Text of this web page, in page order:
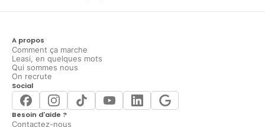
A propos
Comment ça marche
Leasi, en quelques mots
Qui sommes nous
On recrute
Social
Besoin d'aide ?
Contactez-nous